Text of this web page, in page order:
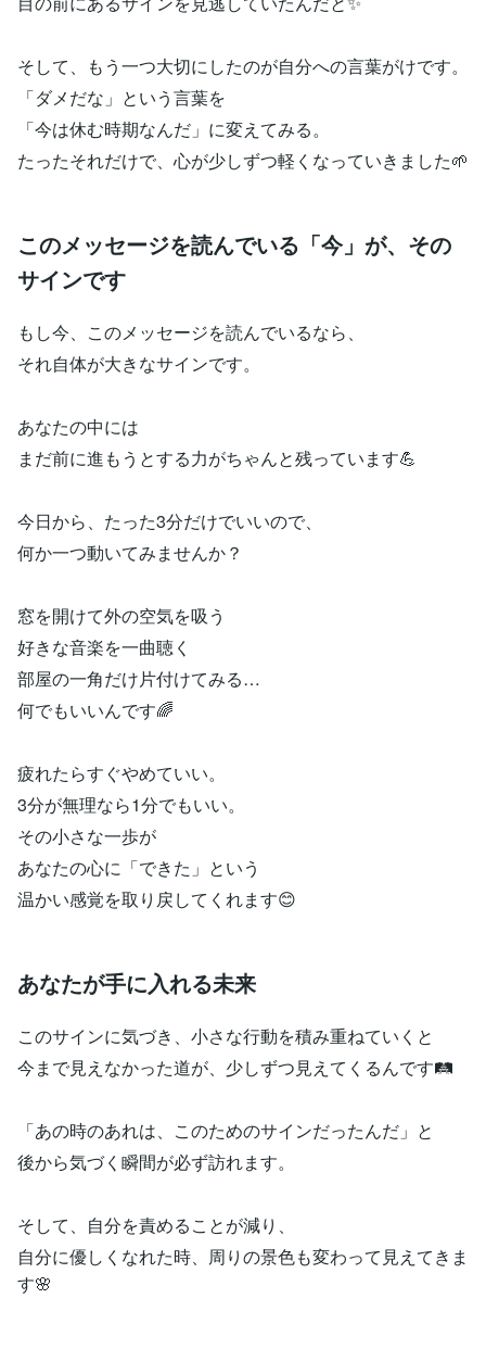
そして、もう一つ大切にしたのが自分への言葉がけです。
「ダメだな」という言葉を
「今は休む時期なんだ」に変えてみる。
たったそれだけで、心が少しずつ軽くなっていきました🌱
このメッセージを読んでいる「今」が、その
サインです
もし今、このメッセージを読んでいるなら、
それ自体が大きなサインです。
あなたの中には
まだ前に進もうとする力がちゃんと残っています💪
今日から、たった3分だけでいいので、
何か一つ動いてみませんか？
窓を開けて外の空気を吸う
好きな音楽を一曲聴く
部屋の一角だけ片付けてみる…
何でもいいんです🌈
疲れたらすぐやめていい。
3分が無理なら1分でもいい。
その小さな一歩が
あなたの心に「できた」という
温かい感覚を取り戻してくれます😊
あなたが手に入れる未来
このサインに気づき、小さな行動を積み重ねていくと
今まで見えなかった道が、少しずつ見えてくるんです🛤️
「あの時のあれは、このためのサインだったんだ」と
後から気づく瞬間が必ず訪れます。
そして、自分を責めることが減り、
自分に優しくなれた時、周りの景色も変わって見えてきま
す🌸